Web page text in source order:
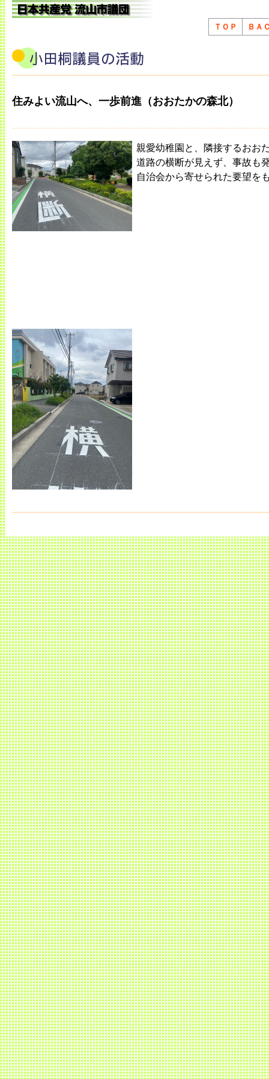
ＴＯＰ ＢＡ
住みよい流山へ、一歩前進（おおたかの森北）
親愛幼稚園と、隣接するおお
道路の横断が見えず、事故も
自治会から寄せられた要望を